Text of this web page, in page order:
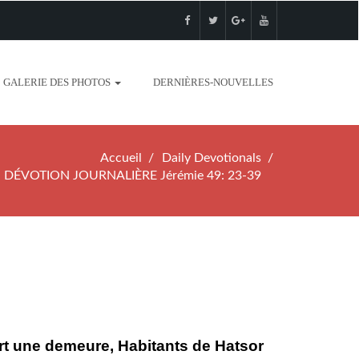
GALERIE DES PHOTOS DERNIÈRES-NOUVELLES
Accueil
Daily Devotionals
DÉVOTION JOURNALIÈRE Jérémie 49: 23-39
une demeure, Habitants de Hatsor